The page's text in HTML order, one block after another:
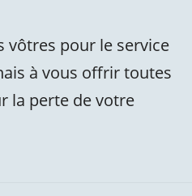
vôtres pour le service
à vous offrir toutes
la perte de votre